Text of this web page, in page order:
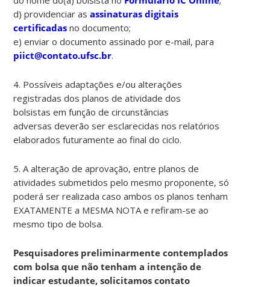
d) providenciar asassinaturas digitais
certificadas no documento;
e) enviar o documento assinado por e-mail, para
piict@contato.ufsc.br.
4. Possíveis adaptações e/ou alterações
registradas dos planos de atividadedos
bolsistas em função decircunstâncias
adversasdeverão ser esclarecidas nos relatórios
elaborados futuramente ao final do ciclo.
5. A alteração de aprovação, entre planos de
atividades submetidos pelo mesmo proponente, só
poderá ser realizada caso ambos os planos tenham
EXATAMENTE a MESMA NOTA e refiram-se ao
mesmo tipo de bolsa.
Pesquisadores preliminarmente contemplados
com bolsa que não tenham a intenção de
indicar estudante, solicitamos contato